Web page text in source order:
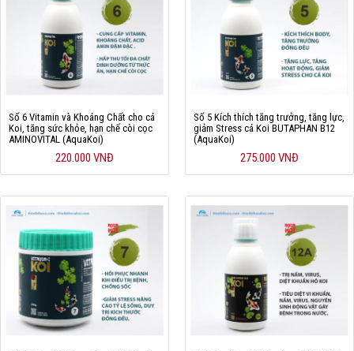
Số 6 Vitamin và Khoáng Chất cho cá
Koi, tăng sức khỏe, hạn chế còi cọc
AMINOVITAL (AquaKoi)
220.000 VNĐ
Số 5 Kích thích tăng trưởng, tăng lực,
giảm Stress cá Koi BUTAPHAN B12
(AquaKoi)
275.000 VNĐ